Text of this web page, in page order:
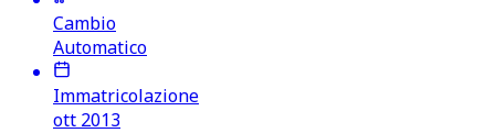
Cambio
Automatico
Immatricolazione
ott 2013